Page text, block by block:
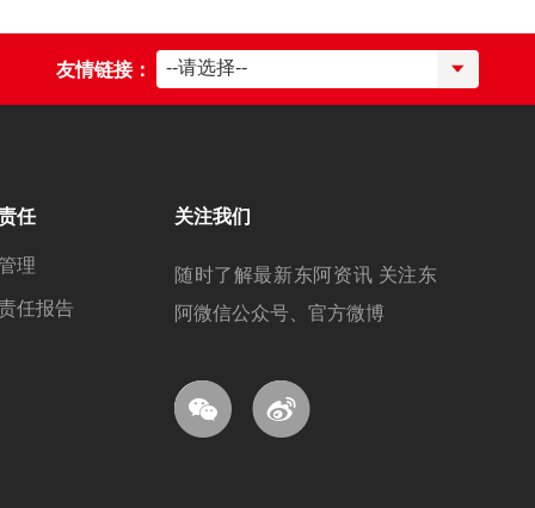
友情链接： --请选择--
任
理
任报告
关注我们
随时了解最新东阿资讯 关注东
阿微信公众号、官方微博